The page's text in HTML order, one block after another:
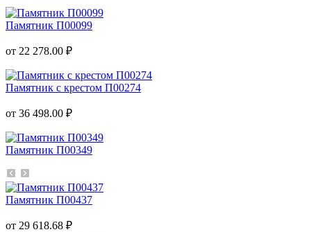
Памятник П00099
от 22 278.00 ₽
Памятник с крестом П00274
от 36 498.00 ₽
Памятник П00349
Памятник П00437
от 29 618.68 ₽